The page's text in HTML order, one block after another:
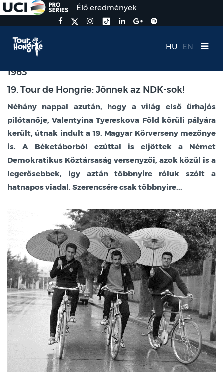
Élő eredmények
HU EN
1963
19. Tour de Hongrie: Jönnek az NDK-sok!
Néhány nappal azután, hogy a világ első űrhajós
pilótanője, Valentyina Tyereskova Föld körüli pályára
került, útnak indult a 19. Magyar Körverseny mezőnye
is. A Béketáborból ezúttal is eljöttek a Német
Demokratikus Köztársaság versenyzői, azok közül is a
legerősebbek, így aztán többnyire róluk szólt a
hatnapos viadal. Szerencsére csak többnyire...